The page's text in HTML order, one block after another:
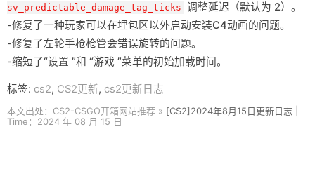
sv_predictable_damage_tag_ticks 调整延迟（默认为 2）。
-修复了一种玩家可以在埋包区以外启动安装C4动画的问题。
-修复了左轮手枪枪管会错误旋转的问题。
-缩短了“设置 ”和 “游戏 ”菜单的初始加载时间。
标签: cs2, CS2更新, cs2更新日志
本文出处：CS2-CSGO开箱网站推荐 » [CS2]2024年8月15日更新日志
Time：2024 年 08 月 15 日